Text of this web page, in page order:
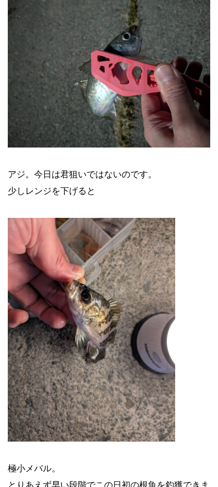
アジ。今日は君狙いではないのです。
少しレンジを下げると
極小メバル。
とりあえず早い段階でこの日初の根魚を釣獲できま